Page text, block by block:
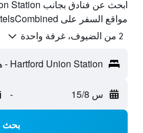
مواقع السفر على HotelsCombined وقارن بينها ووفّر.
2 من الضيوف، غرفة واحدة
س 15/8 -
بحث